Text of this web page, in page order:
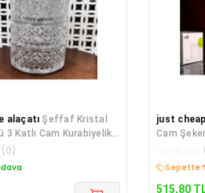
alaçatı Şeffaf Kristal
3 Katlı Cam Kurabiyelik
Seti
(0)
just
Cam
Kargo
515,80